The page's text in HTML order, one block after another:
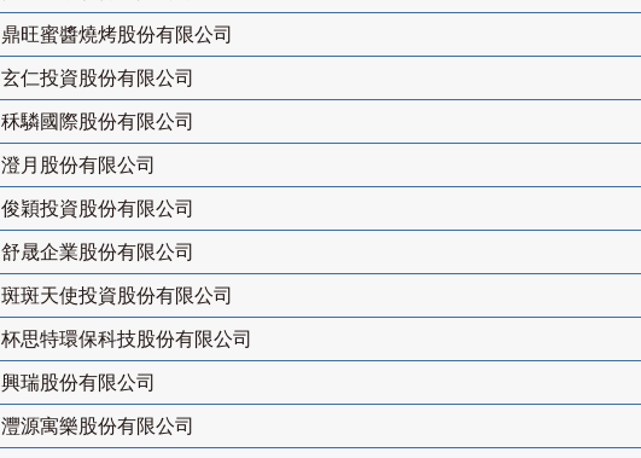
鼎旺蜜醬燒烤股份有限公司
玄仁投資股份有限公司
秝驎國際股份有限公司
澄月股份有限公司
俊穎投資股份有限公司
舒晟企業股份有限公司
斑斑天使投資股份有限公司
杯思特環保科技股份有限公司
興瑞股份有限公司
灃源寓樂股份有限公司